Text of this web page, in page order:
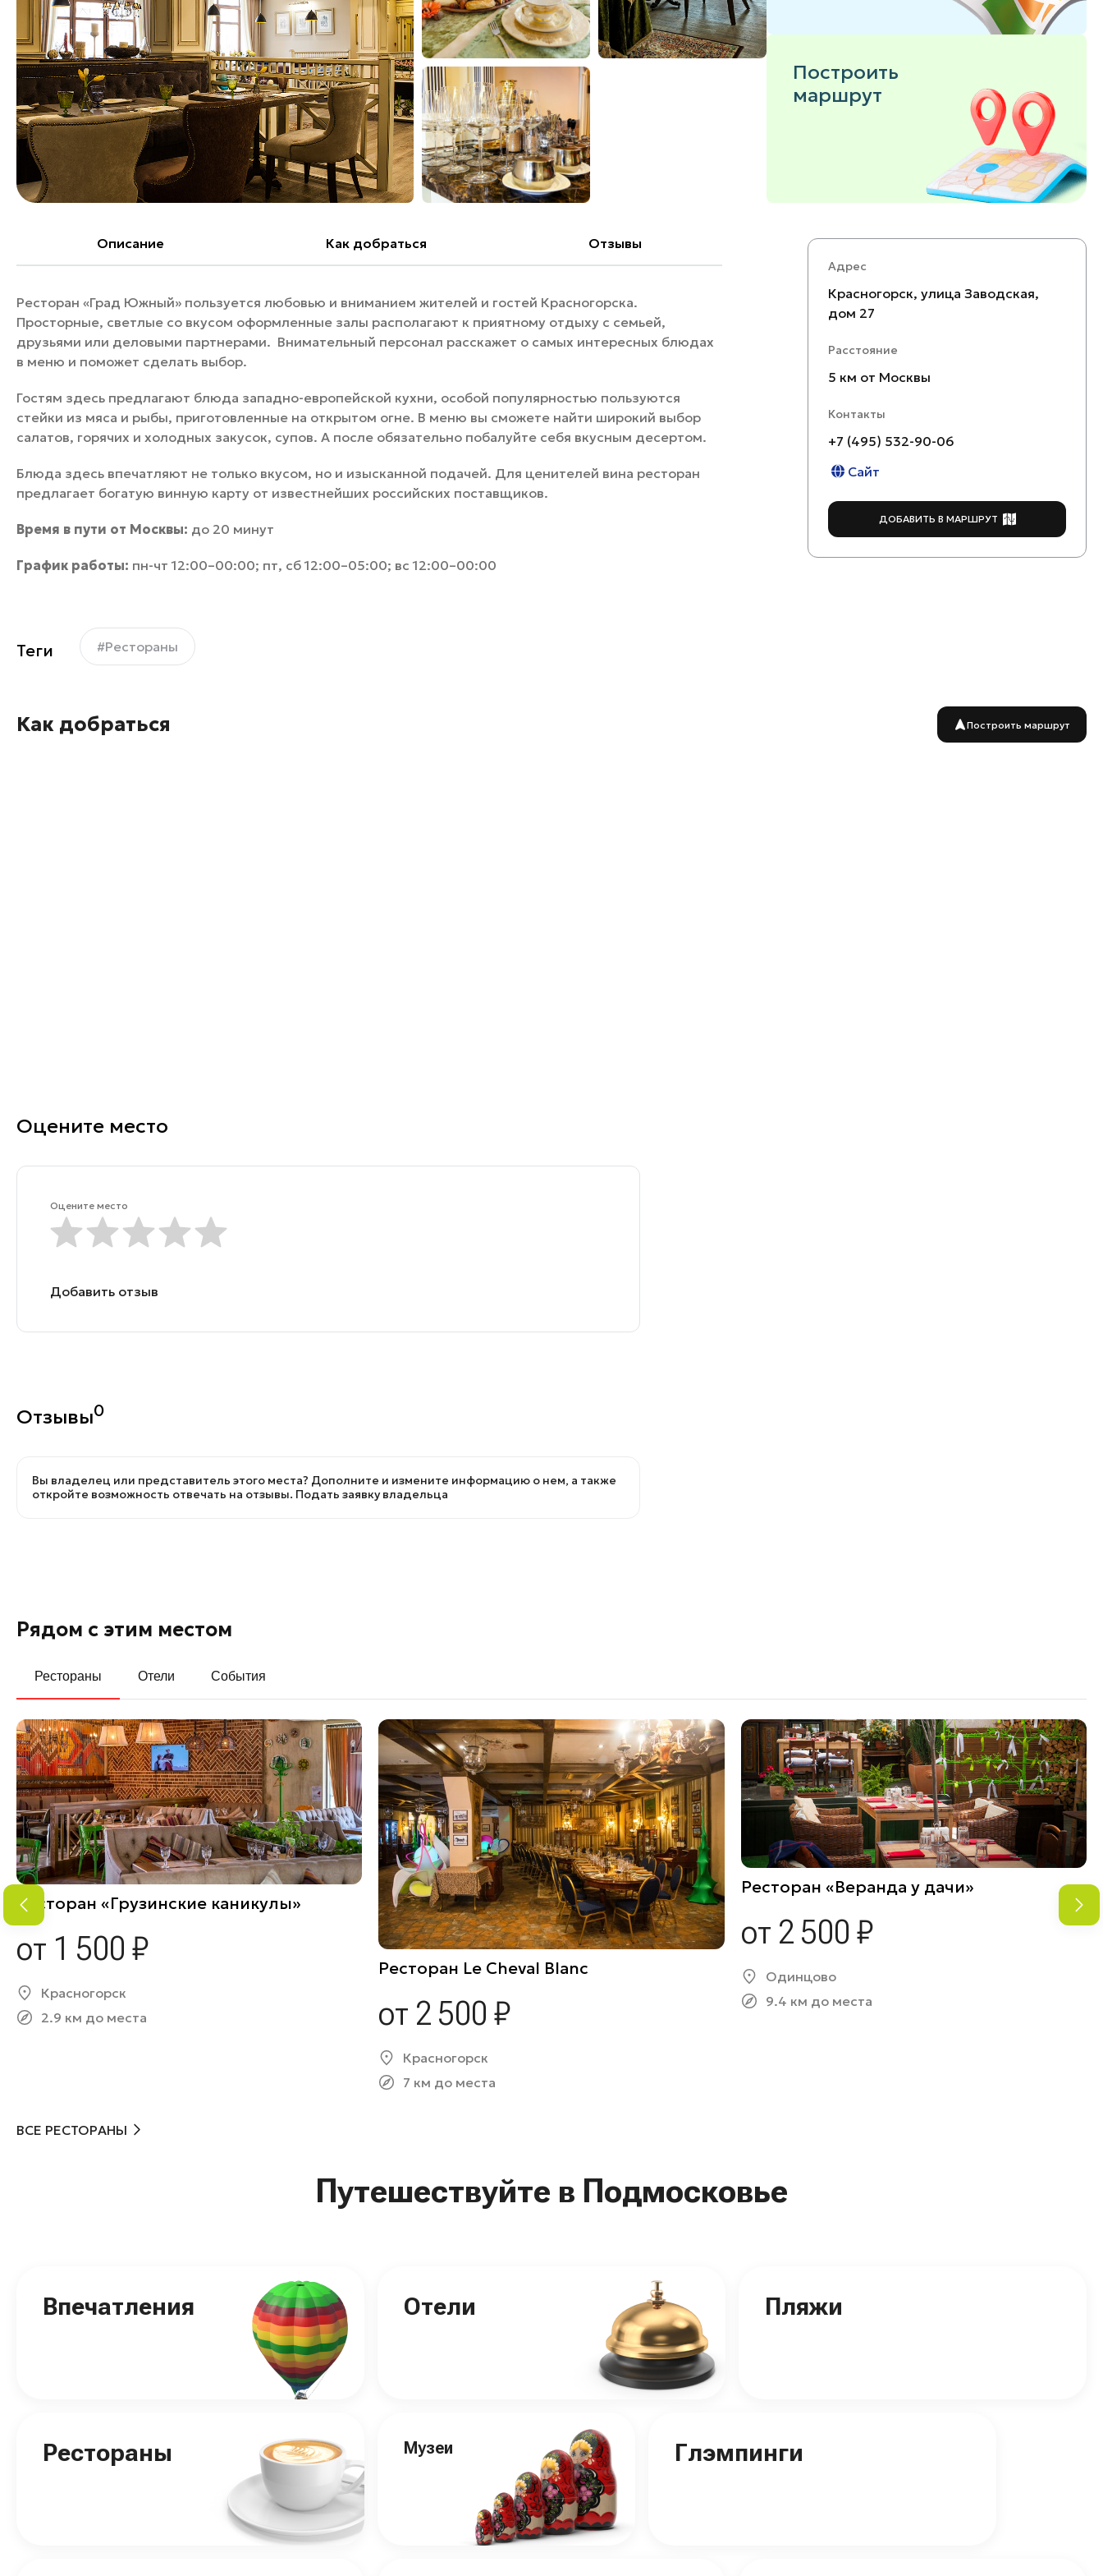
Банные комплексы
Горнолыжные клубы
Спецпроекты
Инвестиционный портал
Федоскинская фабрика
Пикник в Подмосковье
Золотое кольцо России
Войти
Особо охраняемые
Построить
маршрут
Описание Как добраться Отзывы
Ресторан «Град Южный» пользуется любовью и вниманием жителей и гостей Красногорска.
Просторные, светлые со вкусом оформленные залы располагают к приятному отдыху с семьей,
друзьями или деловыми партнерами. Внимательный персонал расскажет о самых интересных блюдах
в меню и поможет сделать выбор.
Гостям здесь предлагают блюда западно-европейской кухни, особой популярностью пользуются
стейки из мяса и рыбы, приготовленные на открытом огне. В меню вы сможете найти широкий выбор
салатов, горячих и холодных закусок, супов. А после обязательно побалуйте себя вкусным десертом.
Блюда здесь впечатляют не только вкусом, но и изысканной подачей. Для ценителей вина ресторан
предлагает богатую винную карту от известнейших российских поставщиков.
Время в пути от Москвы: до 20 минут
График работы: пн-чт 12:00–00:00; пт, сб 12:00–05:00; вс 12:00–00:00
Теги #Рестораны
Адрес
Красногорск, улица Заводская,
дом 27
Расстояние
5 км от Москвы
Контакты
+7 (495) 532-90-06
Сайт
ДОБАВИТЬ В МАРШРУТ
Как добраться Построить маршрут
Оцените место
Оцените место
Добавить отзыв
Отзывы0
Вы владелец или представитель этого места? Дополните и измените информацию о нем, а также
откройте возможность отвечать на отзывы. Подать заявку владельца
Рядом с этим местом
Рестораны Отели События
Ресторан «Грузинские каникулы»
от 1 500 ₽
Красногорск
2.9 км до места
Ресторан Le Cheval Blanc
от 2 500 ₽
Красногорск
7 км до места
Ресторан «Веранда у дачи»
от 2 500 ₽
Одинцово
9.4 км до места
ВСЕ РЕСТОРАНЫ
Путешествуйте в Подмосковье
Впечатления Отели Пляжи
Рестораны Музеи Глэмпинги